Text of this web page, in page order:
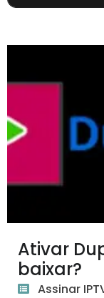
Ativar
baixar?
Assinar